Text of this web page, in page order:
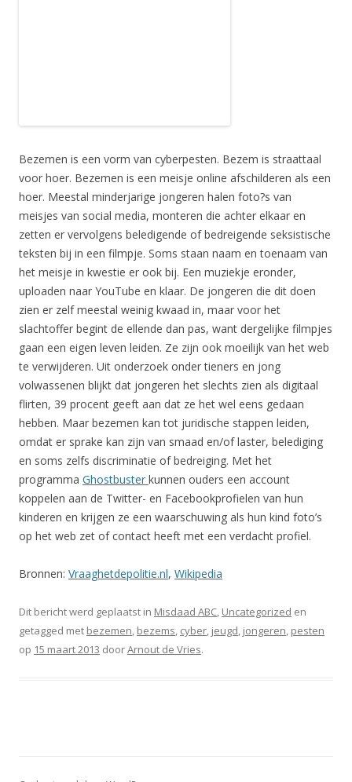
Bezemen is een vorm van cyberpesten. Bezem is straattaal
voor hoer. Bezemen is een meisje online afschilderen als een
hoer. Meestal minderjarige jongeren halen foto?s van
meisjes van social media, monteren die achter elkaar en
zetten er vervolgens beledigende of bedreigende seksistische
teksten bij in een filmpje. Soms staan naam en toenaam van
het meisje in kwestie er ook bij. Een muziekje eronder,
uploaden naar YouTube en klaar. De jongeren die dit doen
zien er zelf meestal weinig kwaad in, maar voor het
slachtoffer begint de ellende dan pas, want dergelijke filmpjes
gaan een eigen leven leiden. Ze zijn ook moeilijk van het web
te verwijderen. Uit onderzoek onder tieners en jong
volwassenen blijkt dat jongeren het slechts zien als digitaal
flirten, 39 procent geeft aan dat ze het wel eens gedaan
hebben. Maar bezemen kan tot juridische stappen leiden,
omdat er sprake kan zijn van smaad en/of laster, belediging
en soms zelfs discriminatie of bedreiging. Met het
programma Ghostbuster kunnen ouders een account
koppelen aan de Twitter- en Facebookprofielen van hun
kinderen en krijgen ze een waarschuwing als hun kind foto’s
op het web zet of contact heeft met een verdacht profiel.
Bronnen: Vraaghetdepolitie.nl, Wikipedia
Dit bericht werd geplaatst in Misdaad ABC, Uncategorized en
getagged met bezemen, bezems, cyber, jeugd, jongeren, pesten
op 15 maart 2013 doorArnout de Vries.